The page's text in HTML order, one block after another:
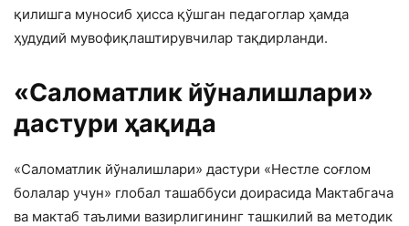
қилишга муносиб ҳисса қўшган педагоглар ҳамда
ҳудудий мувофиқлаштирувчилар тақдирланди.
«Саломатлик йўналишлари»
дастури ҳақида
«Саломатлик йўналишлари» дастури «Нестле соғлом
болалар учун» глобал ташаббуси доирасида Мактабгача
ва мактаб таълими вазирлигининг ташкилий ва методик